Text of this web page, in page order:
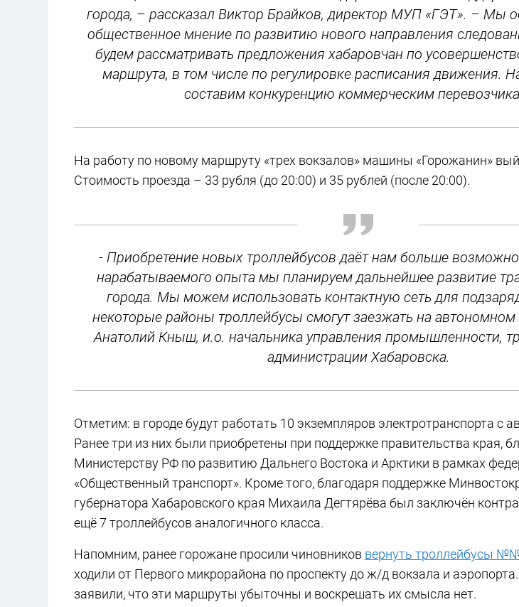
города, – рассказал Виктор Брайков, директор МУП «ГЭТ». – Мы
общественное мнение по развитию нового направления
будем рассматривать предложения хабаровчан по
маршрута, в том числе по регулировке расписания движения.
составим конкуренцию коммерческим
На работу по новому маршруту «трех вокзалов» машины «Горожанин»
Стоимость проезда – 33 рубля (до 20:00) и 35 рублей (после 20:00).
- Приобретение новых троллейбусов даёт нам больше
нарабатываемого опыта мы планируем дальнейшее развитие
города. Мы можем использовать контактную сеть для
некоторые районы троллейбусы смогут заезжать на
Анатолий Кныш, и.о. начальника управления промышленности,
администрации Хабаровска.
Отметим: в городе будут работать 10 экземпляров электротранспорта с
Ранее три из них были приобретены при поддержке правительства края,
Министерству РФ по развитию Дальнего Востока и Арктики в рамках
«Общественный транспорт». Кроме того, благодаря поддержке
губернатора Хабаровского края Михаила Дегтярёва был заключён
ещё 7 троллейбусов аналогичного класса.
Напомним, ранее горожане просили чиновников вернуть троллейбусы
ходили от Первого микрорайона по проспекту до ж/д вокзала и
заявили, что эти маршруты убыточны и воскрешать их смысла нет.